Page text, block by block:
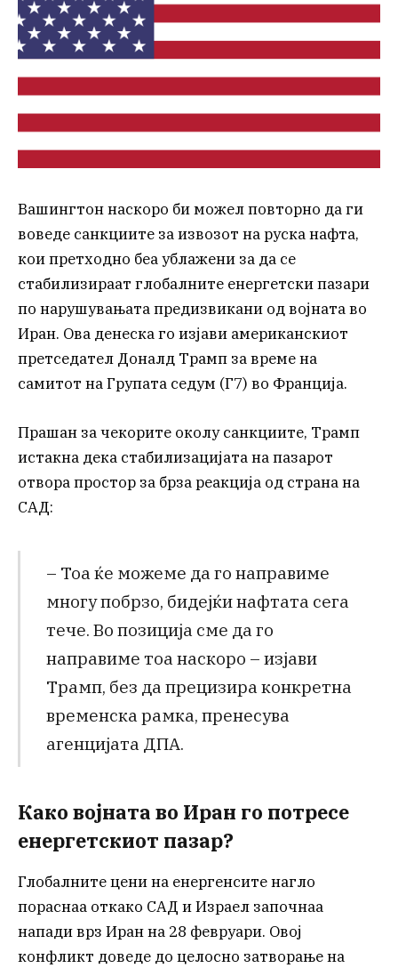
Вашингтон наскоро би можел повторно да ги
воведе санкциите за извозот на руска нафта,
кои претходно беа ублажени за да се
стабилизираат глобалните енергетски пазари
по нарушувањата предизвикани од војната во
Иран. Ова денеска го изјави американскиот
претседател Доналд Трамп за време на
самитот на Групата седум (Г7) во Франција.
Прашан за чекорите околу санкциите, Трамп
истакна дека стабилизацијата на пазарот
отвора простор за брза реакција од страна на
САД:
– Тоа ќе можеме да го направиме
многу побрзо, бидејќи нафтата сега
тече. Во позиција сме да го
направиме тоа наскоро – изјави
Трамп, без да прецизира конкретна
временска рамка, пренесува
агенцијата ДПА.
Како војната во Иран го потресе
енергетскиот пазар?
Глобалните цени на енергенсите нагло
пораснаа откако САД и Израел започнаа
напади врз Иран на 28 февруари. Овој
конфликт доведе до целосно затворање на